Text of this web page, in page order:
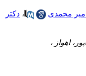
میر محمدی ، دکتر
اهواز ،